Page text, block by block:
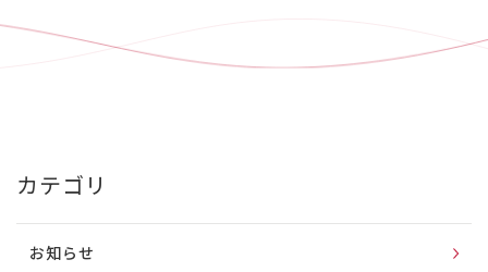
カテゴリ
お知らせ